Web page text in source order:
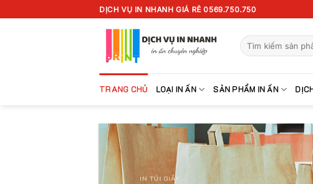
đến
DỊCH VỤ IN NHANH GIÁ RẺ 0569.750.750
Tìm
kiếm:
TRANG CHỦ LOẠI IN ẤN SẢN PHẨM IN ẤN
IN TÚI GIẤY